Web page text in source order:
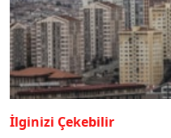
İlginizi Çekebilir